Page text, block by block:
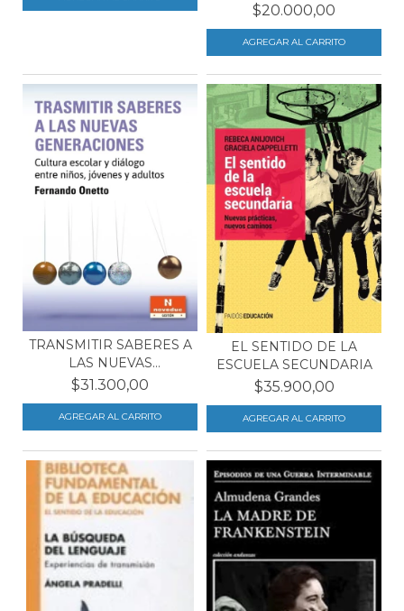
$20.000,00
TRANSMITIR SABERES A
LAS NUEVAS
GENERACI...
$31.300,00
EL SENTIDO DE LA
ESCUELA SECUNDARIA
$35.900,00